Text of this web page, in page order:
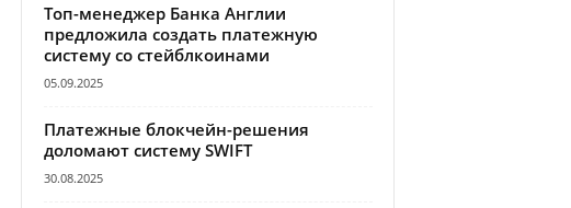
Топ-менеджер Банка Англии
предложила создать платежную
систему со стейблкоинами
05.09.2025
Платежные блокчейн-решения
доломают систему SWIFT
30.08.2025